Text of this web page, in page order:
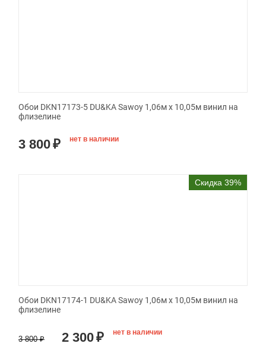
Обои DKN17173-5 DU&KA Sawoy 1,06м х 10,05м винил на
флизелине
3 800₽ нет в наличии
Скидка 39%
Обои DKN17174-1 DU&KA Sawoy 1,06м х 10,05м винил на
флизелине
3 800 ₽ 2 300₽ нет в наличии